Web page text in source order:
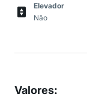
Elevador
Não
Valores: